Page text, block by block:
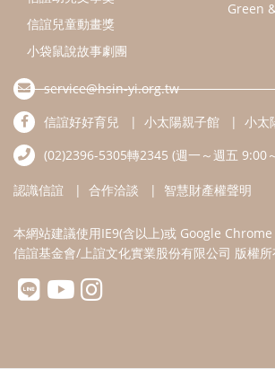
本網站建議使用IE9(含以上)或 Google Chrome
信誼基金會/上誼文化實業股份有限公司 版權所